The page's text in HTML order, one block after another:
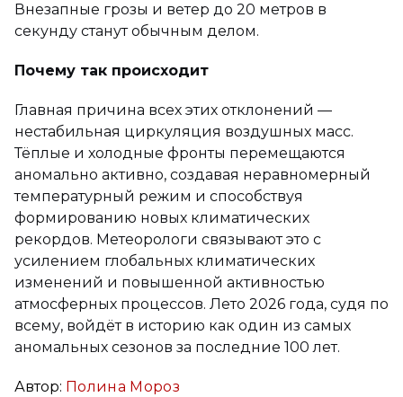
Внезапные грозы и ветер до 20 метров в
секунду станут обычным делом.
Почему так происходит
Главная причина всех этих отклонений —
нестабильная циркуляция воздушных масс.
Тёплые и холодные фронты перемещаются
аномально активно, создавая неравномерный
температурный режим и способствуя
формированию новых климатических
рекордов. Метеорологи связывают это с
усилением глобальных климатических
изменений и повышенной активностью
атмосферных процессов. Лето 2026 года, судя по
всему, войдёт в историю как один из самых
аномальных сезонов за последние 100 лет.
Автор: Полина Мороз